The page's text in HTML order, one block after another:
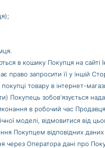
в кошику Покупця на сайті
запросити її у іншій
товару в інтернет-
зобов'язується
в робочий час
моделі, відмовитися від
Покупцем відповідних
Оператора дані про